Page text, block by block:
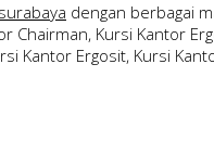
dengan berbagai
Chairman, Kursi Kantor
Kantor Ergosit, Kursi